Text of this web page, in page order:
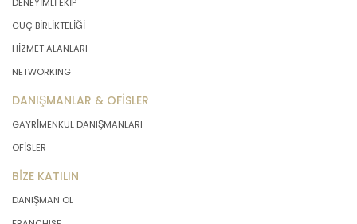
GÜÇ BİRLİKTELİĞİ
HİZMET ALANLARI
NETWORKING
DANIŞMANLAR & OFİSLER
GAYRİMENKUL DANIŞMANLARI
OFİSLER
BİZE KATILIN
DANIŞMAN OL